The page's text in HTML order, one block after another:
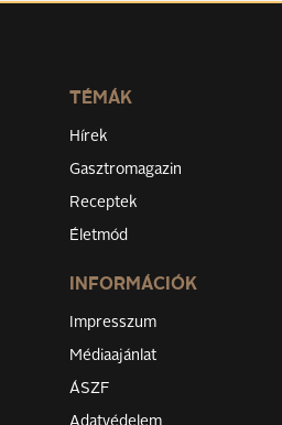
TÉMÁK
Hírek
Gasztromagazin
Receptek
Életmód
INFORMÁCIÓK
Impresszum
Médiaajánlat
ÁSZF
Adatvédelem